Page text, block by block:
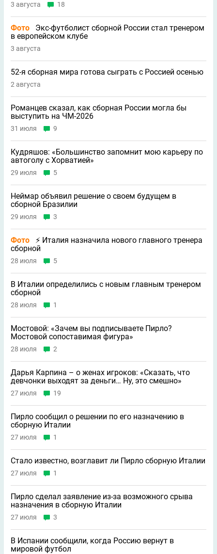
3 августа 18
Фото
Экс-футболист сборной России стал тренером
в европейском клубе
3 августа
52-я сборная мира готова сыграть с Россией осенью
2 августа
Романцев сказал, как сборная России могла бы
выступить на ЧМ-2026
31 июля 9
Кудряшов: «Большинство запомнит мою карьеру по
автоголу с Хорватией»
29 июля 5
Неймар объявил решение о своем будущем в
сборной Бразилии
29 июля 3
Фото
⚡ Италия назначила нового главного тренера
сборной
28 июля 5
В Италии определились с новым главным тренером
сборной
28 июля 1
Мостовой: «Зачем вы подписываете Пирло?
Мостовой сопоставимая фигура»
28 июля 2
Дарья Карпина – о женах игроков: «Сказать, что
девчонки выходят за деньги… Ну, это смешно»
27 июля 19
Пирло сообщил о решении по его назначению в
сборную Италии
27 июля 1
Стало известно, возглавит ли Пирло сборную Италии
27 июля 1
Пирло сделал заявление из-за возможного срыва
назначения в сборную Италии
27 июля 3
В Испании сообщили, когда Россию вернут в
мировой футбол